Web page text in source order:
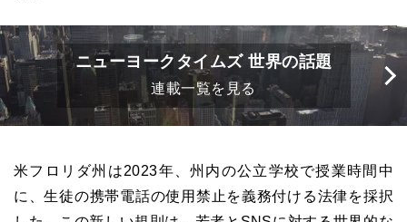
ニューヨークタイムズ 世界の話題
連載一覧を見る
米フロリダ州は2023年、州内の公立学校で授業時間中
に、生徒の携帯電話の使用禁止を義務付ける法律を採択